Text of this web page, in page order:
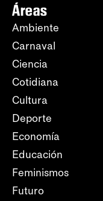
Áreas
Ambiente
Carnaval
Ciencia
Cotidiana
Cultura
Deporte
Economía
Educación
Feminismos
Futuro